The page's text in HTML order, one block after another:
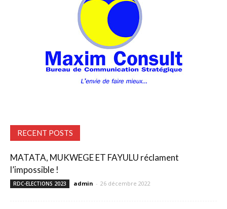
RECENT POSTS
MATATA, MUKWEGE ET FAYULU réclament
l’impossible !
RDC-ELECTIONS 2023 admin - 26 décembre 2022